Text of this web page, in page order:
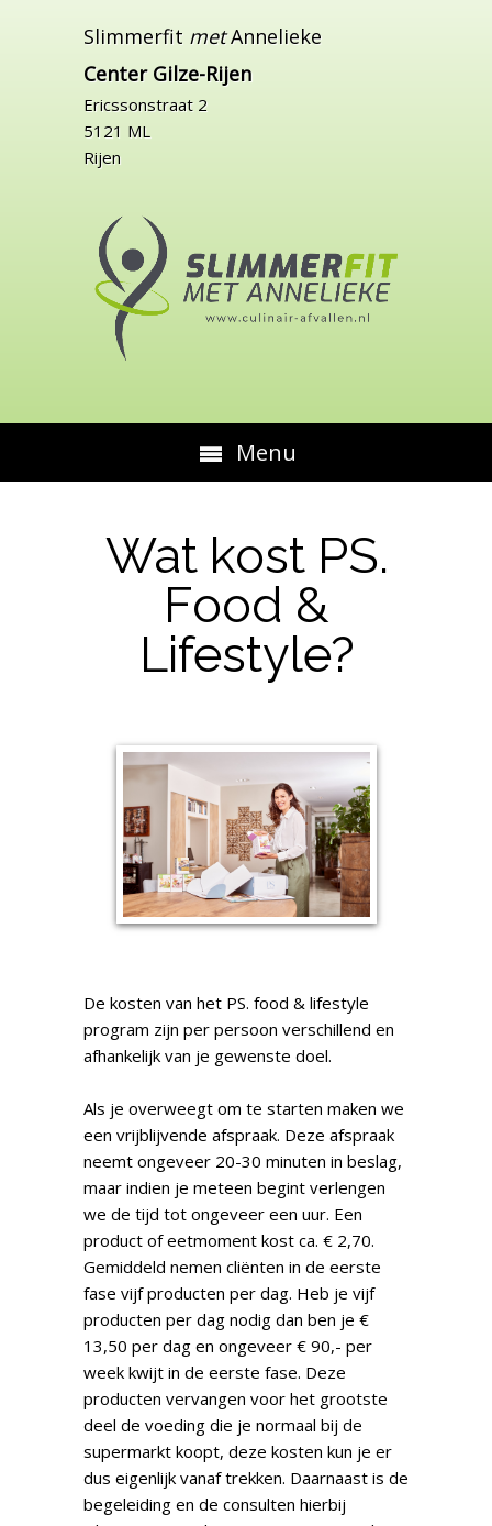
Slimmerfit metAnnelieke
Center Gilze-Rijen
Ericssonstraat 2
5121 ML
Rijen
Menu
Wat kost PS.
Food &
Lifestyle?
De kosten van het PS. food & lifestyle
program zijn per persoon verschillend en
afhankelijk van je gewenste doel.
Als je overweegt om te starten maken we
een vrijblijvende afspraak. Deze afspraak
neemt ongeveer 20-30 minuten in beslag,
maar indien je meteen begint verlengen
we de tijd tot ongeveer een uur. Een
product of eetmoment kost ca. € 2,70.
Gemiddeld nemen cliënten in de eerste
fase vijf producten per dag. Heb je vijf
producten per dag nodig dan ben je €
13,50 per dag en ongeveer € 90,- per
week kwijt in de eerste fase. Deze
producten vervangen voor het grootste
deel de voeding die je normaal bij de
supermarkt koopt, deze kosten kun je er
dus eigenlijk vanaf trekken. Daarnaast is de
begeleiding en de consulten hierbij